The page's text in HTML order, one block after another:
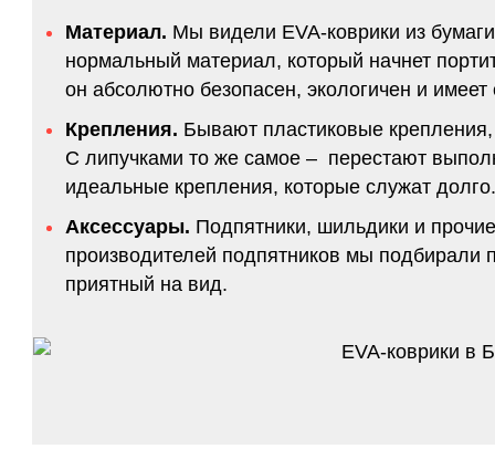
Материал. Мы видели EVA-коврики из
нормальный материал, который начнет
он абсолютно безопасен, экологичен и
Крепления. Бывают пластиковые
С липучками то же самое – перестают
идеальные крепления, которые служат
Аксессуары. Подпятники, шильдики и
производителей подпятников мы подбирали
приятный на вид.